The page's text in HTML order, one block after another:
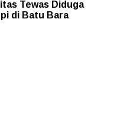
Tewas Diduga
di Batu Bara